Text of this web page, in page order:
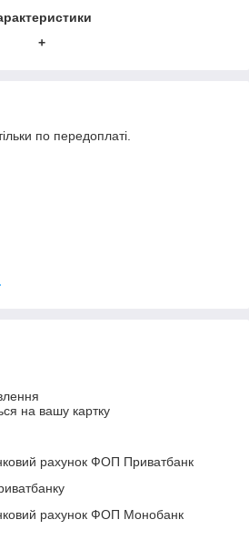
+
по передоплаті.
на вашу картку
рахунок ФОП Приватбанк
рахунок ФОП Монобанк